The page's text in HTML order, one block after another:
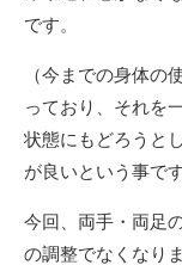
です。
（今までの身体の
っており、それを
状態にもどろうと
が良いという事です
今回、両手・両足
の調整でなくなり